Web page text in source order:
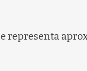
representa